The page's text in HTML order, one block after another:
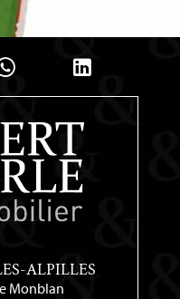
ALPILLES
Monblan